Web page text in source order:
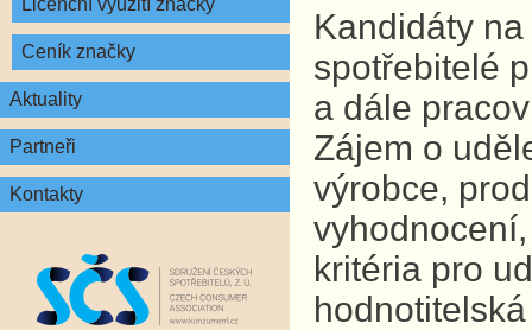
Licenční využití značky
Ceník značky
Aktuality
Partneři
Kontakty
Kandidáty
spotřebitelé
a dále
Zájem o
výrobce,
kritéria pro